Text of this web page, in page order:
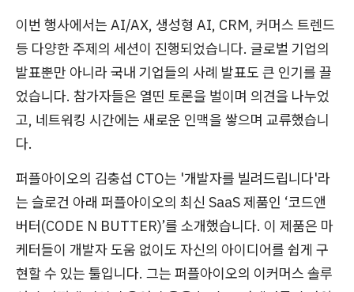
이번 행사에서는 AI/AX, 생성형 AI, CRM, 커머스 트렌드
등 다양한 주제의 세션이 진행되었습니다. 글로벌 기업의
발표뿐만 아니라 국내 기업들의 사례 발표도 큰 인기를 끌
었습니다. 참가자들은 열띤 토론을 벌이며 의견을 나누었
고, 네트워킹 시간에는 새로운 인맥을 쌓으며 교류했습니
다.
퍼플아이오의 김충섭 CTO는 '개발자를 빌려드립니다'라
는 슬로건 아래 퍼플아이오의 최신 SaaS 제품인 ‘코드앤
버터(CODE N BUTTER)’를 소개했습니다. 이 제품은 마
케터들이 개발자 도움 없이도 자신의 아이디어를 쉽게 구
현할 수 있는 툴입니다. 그는 퍼플아이오의 이커머스 솔루